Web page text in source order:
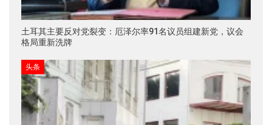
土耳其主要反对党裂变：厄泽尔率91名议员组建新党，议会
格局重新洗牌
头条